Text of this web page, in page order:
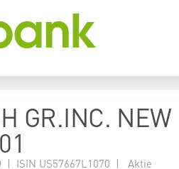
GR.INC. NEW
| ISIN US57667L1070 | Aktie